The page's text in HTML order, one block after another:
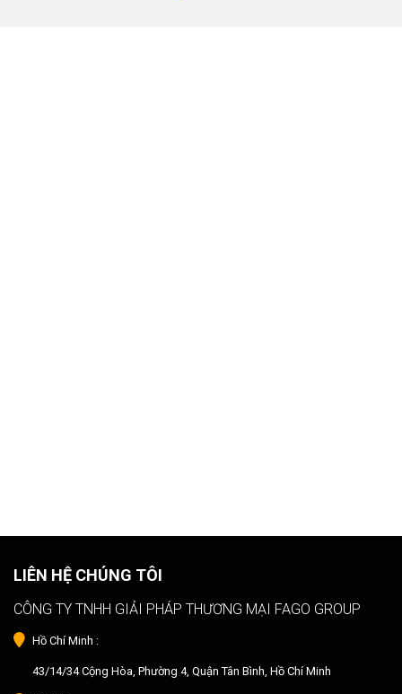
LIÊN HỆ CHÚNG TÔI
CÔNG TY TNHH GIẢI PHÁP THƯƠNG MẠI FAGO GROUP
Hồ Chí Minh :
43/14/34 Cộng Hòa, Phường 4, Quận Tân Bình, Hồ Chí Minh